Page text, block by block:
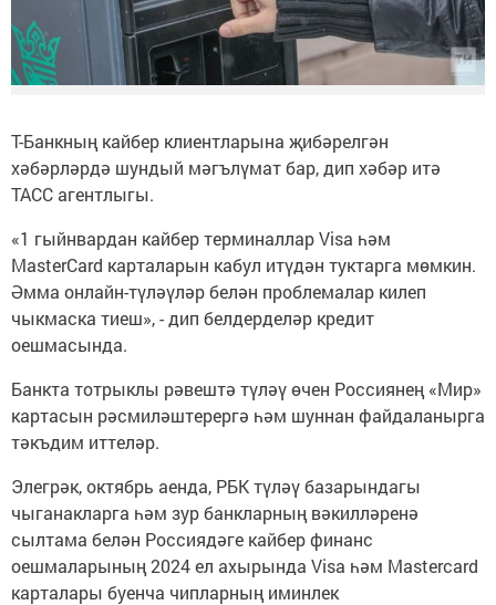
Т-Банкның кайбер клиентларына җибәрелгән
хәбәрләрдә шундый мәгълүмат бар, дип хәбәр итә
ТАСС агентлыгы.
«1 гыйнвардан кайбер терминаллар Visa һәм
MasterCard карталарын кабул итүдән туктарга мөмкин.
Әмма онлайн-түләүләр белән проблемалар килеп
чыкмаска тиеш», - дип белдерделәр кредит
оешмасында.
Банкта тотрыклы рәвештә түләү өчен Россиянең «Мир»
картасын рәсмиләштерергә һәм шуннан файдаланырга
тәкъдим иттеләр.
Элегрәк, октябрь аенда, РБК түләү базарындагы
чыганакларга һәм зур банкларның вәкилләренә
сылтама белән Россиядәге кайбер финанс
оешмаларының 2024 ел ахырында Visa һәм Mastercard
карталары буенча чипларның иминлек